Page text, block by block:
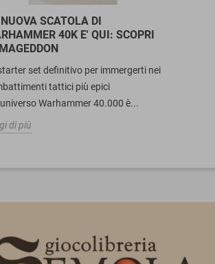
SCATOLA DI
40K E' QUI: SCOPRI
set definitivo per immergerti nei
tattici più epici
Warhammer 40.000 è...
di più